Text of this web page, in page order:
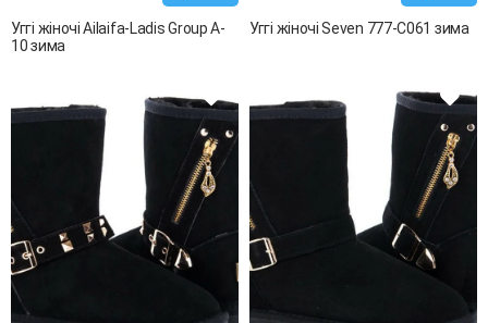
Уггі жіночі Ailaifa-Ladis Group A-
10 зима
Уггі жіночі Seven 777-C061 зима